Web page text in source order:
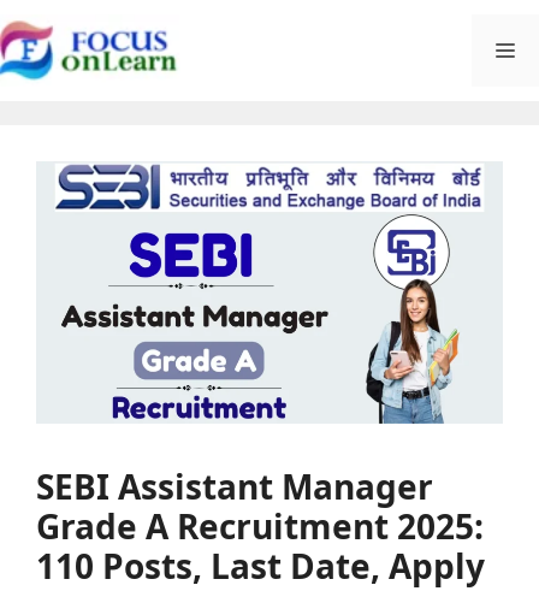
Skip
to
content
SEBI Assistant Manager
Grade A Recruitment 2025:
110 Posts, Last Date, Apply